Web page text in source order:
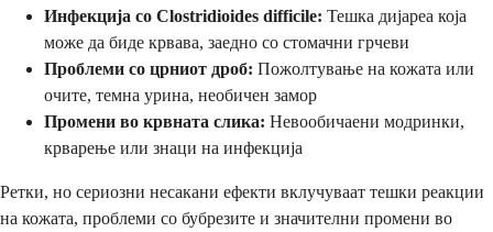
Инфекција со Clostridioides difficile: Тешка дијареа која
може да биде крвава, заедно со стомачни грчеви
Проблеми со црниот дроб: Пожолтување на кожата или
очите, темна урина, необичен замор
Промени во крвната слика: Невообичаени модринки,
крварење или знаци на инфекција
Ретки, но сериозни несакани ефекти вклучуваат тешки реакции
на кожата, проблеми со бубрезите и значителни промени во